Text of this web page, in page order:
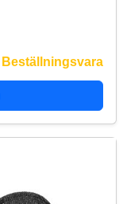
Beställningsvara